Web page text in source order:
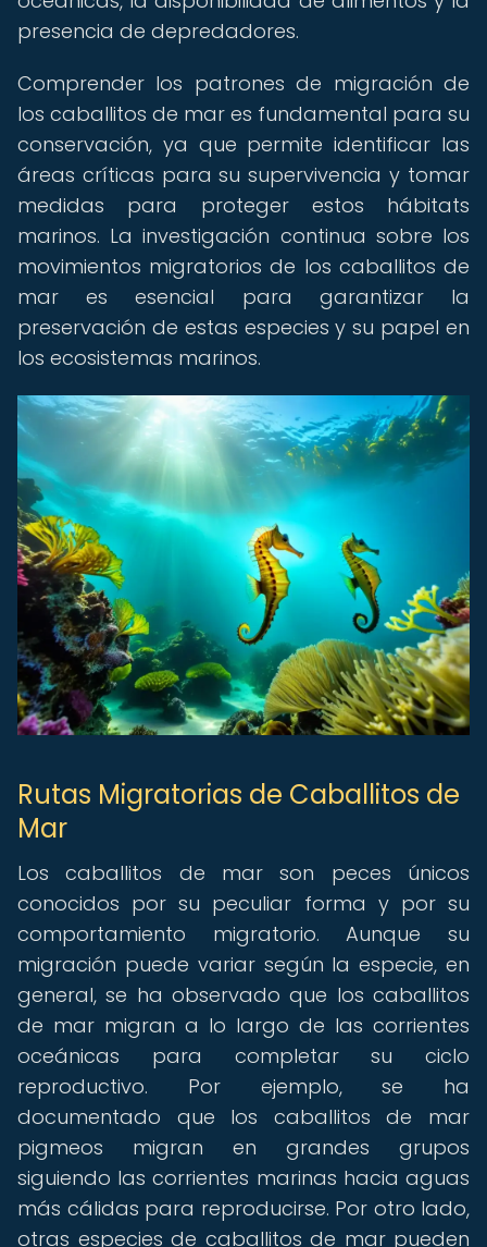
presencia de depredadores.
Comprender los patrones de migración de
los caballitos de mar es fundamental para su
conservación, ya que permite identificar las
áreas críticas para su supervivencia y tomar
medidas para proteger estos hábitats
marinos. La investigación continua sobre los
movimientos migratorios de los caballitos de
mar es esencial para garantizar la
preservación de estas especies y su papel en
los ecosistemas marinos.
Rutas Migratorias de Caballitos de
Mar
Los caballitos de mar son peces únicos
conocidos por su peculiar forma y por su
comportamiento migratorio. Aunque su
migración puede variar según la especie, en
general, se ha observado que los caballitos
de mar migran a lo largo de las corrientes
oceánicas para completar su ciclo
reproductivo. Por ejemplo, se ha
documentado que los caballitos de mar
pigmeos migran en grandes grupos
siguiendo las corrientes marinas hacia aguas
más cálidas para reproducirse. Por otro lado,
otras especies de caballitos de mar pueden